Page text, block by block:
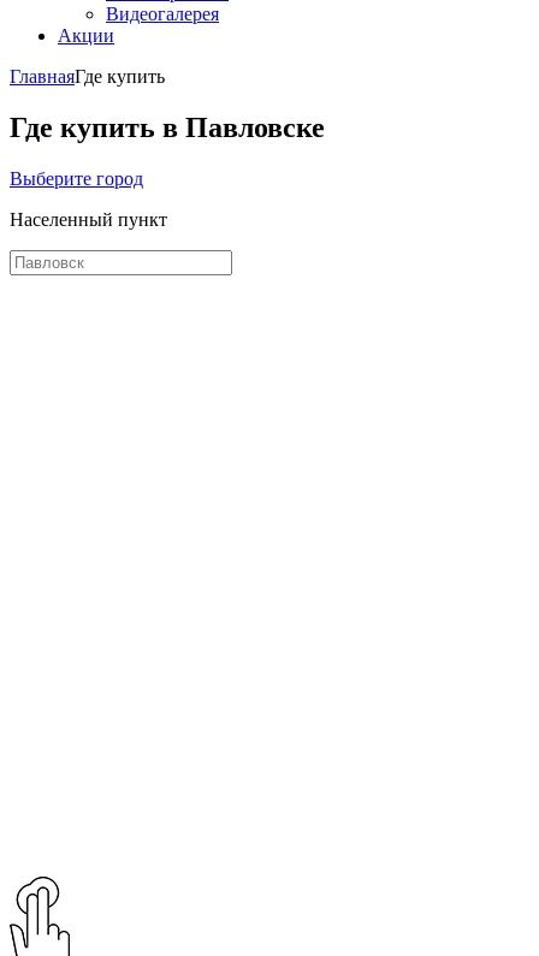
Видеогалерея
Акции
ГлавнаяГде купить
Где купить в Павловске
Выберите город
Населенный пункт